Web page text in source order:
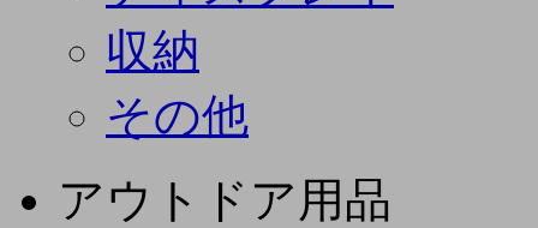
収納
その他
アウトドア用品